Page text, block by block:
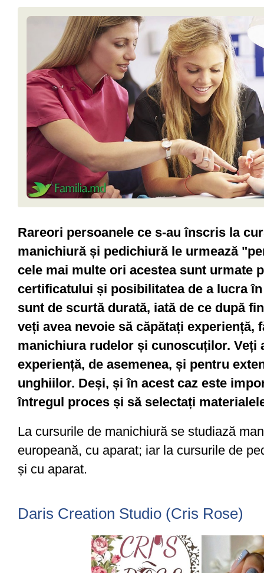
Rareori persoanele ce s-au înscris la
manichiură și pedichiură le urmează
cele mai multe ori acestea sunt urmate
certificatului și posibilitatea de a lucra
sunt de scurtă durată, iată de ce după
veți avea nevoie să căpătați experiență,
manichiura rudelor și cunoscuților. Veți
experiență, de asemenea, și pentru
unghiilor. Deși, și în acest caz este
întregul proces și să selectați
La cursurile de manichiură se studiază
europeană, cu aparat; iar la cursurile de
și cu aparat.
Daris Creation Studio (Cris Rose)